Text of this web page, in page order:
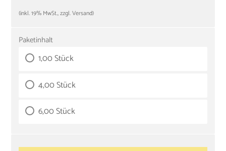
(inkl. 19% MwSt., zzgl. Versand)
Paketinhalt
1,00 Stück
4,00 Stück
6,00 Stück